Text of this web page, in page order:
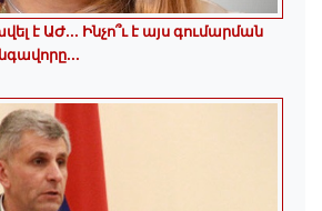
է ԱԺ... Ինչո՞ւ է այս գումարման